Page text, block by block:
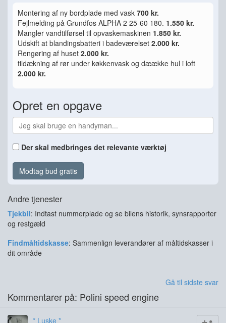
Montering af ny bordplade med vask 700 kr.
Fejlmelding på Grundfos ALPHA 2 25-60 180. 1.550 kr.
Mangler vandtilførsel til opvaskemaskinen 1.850 kr.
Udskift at blandingsbatteri i badeværelset 2.000 kr.
Rengøring af huset 2.000 kr.
tildækning af rør under køkkenvask og dæække hul i loft
2.000 kr.
Opret en opgave
Der skal medbringes det relevante værktøj
Modtag bud gratis
Andre tjenester
Tjekbil: Indtast nummerplade og se bilens historik, synsrapporter
og restgæld
Findmåltidskasse: Sammenlign leverandører af måltidskasser i
dit område
Gå til sidste svar
Kommentarer på: Polini speed engine
* Luske *